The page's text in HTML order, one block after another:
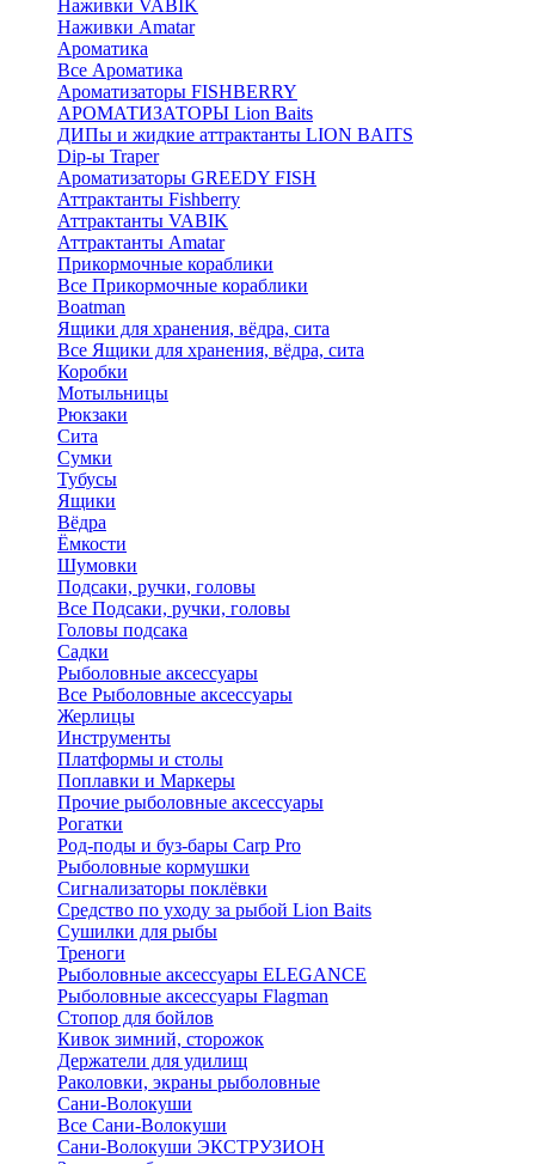
Наживки VABIK
Наживки Amatar
Ароматика
Все Ароматика
Ароматизаторы FISHBERRY
АРОМАТИЗАТОРЫ Lion Baits
ДИПы и жидкие аттрактанты LION BAITS
Dip-ы Traper
Ароматизаторы GREEDY FISH
Аттрактанты Fishberry
Аттрактанты VABIK
Аттрактанты Amatar
Прикормочные кораблики
Все Прикормочные кораблики
Boatman
Ящики для хранения, вёдра, сита
Все Ящики для хранения, вёдра, сита
Коробки
Мотыльницы
Рюкзаки
Сита
Сумки
Тубусы
Ящики
Вёдра
Ёмкости
Шумовки
Подсаки, ручки, головы
Все Подсаки, ручки, головы
Головы подсака
Садки
Рыболовные аксессуары
Все Рыболовные аксессуары
Жерлицы
Инструменты
Платформы и столы
Поплавки и Маркеры
Прочие рыболовные аксессуары
Рогатки
Род-поды и буз-бары Carp Pro
Рыболовные кормушки
Сигнализаторы поклёвки
Средство по уходу за рыбой Lion Baits
Сушилки для рыбы
Треноги
Рыболовные аксессуары ELEGANCE
Рыболовные аксессуары Flagman
Стопор для бойлов
Кивок зимний, сторожок
Держатели для удилищ
Раколовки, экраны рыболовные
Сани-Волокуши
Все Сани-Волокуши
Сани-Волокуши ЭКСТРУЗИОН